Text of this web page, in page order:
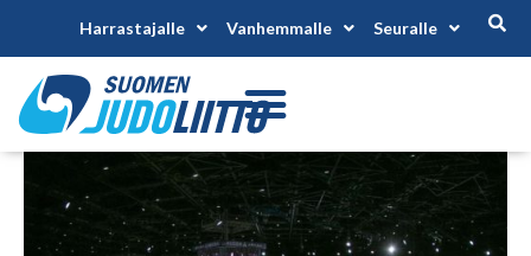
Harrastajalle Vanhemmalle Seuralle